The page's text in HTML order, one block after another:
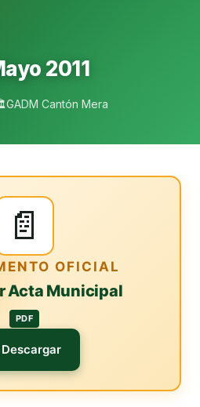
2011
GADM Cantón Mera
📄
OFICIAL
Acta Municipal
PDF